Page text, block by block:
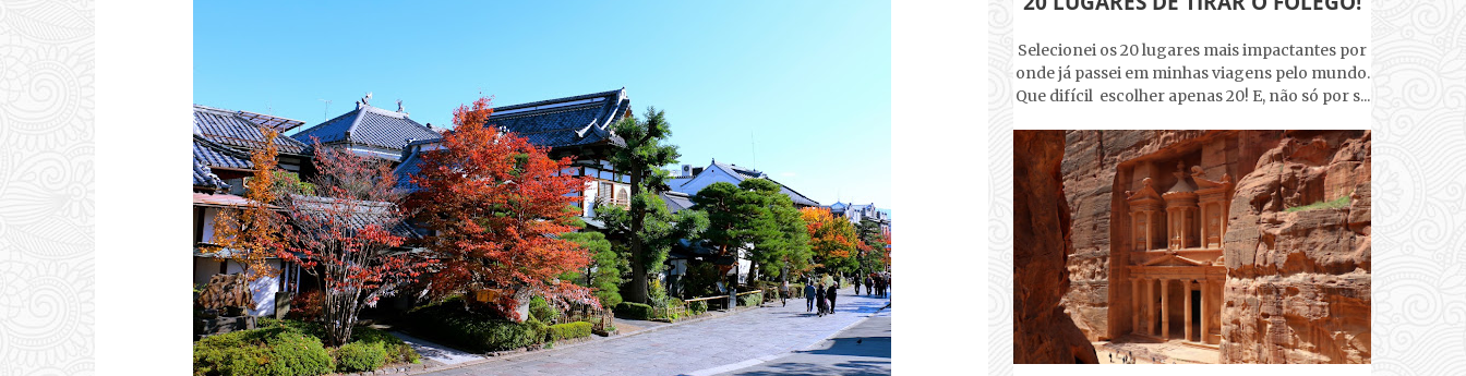
Selecionei os 20 lugares mais impactantes por
onde já passei em minhas viagens pelo mundo.
Que difícil escolher apenas 20! E, não só por s...